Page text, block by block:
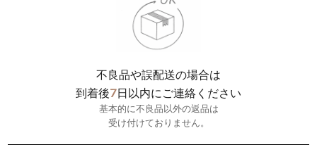
不良品や誤配送の場合は
到着後7日以内にご連絡ください
基本的に不良品以外の返品は
受け付けておりません。